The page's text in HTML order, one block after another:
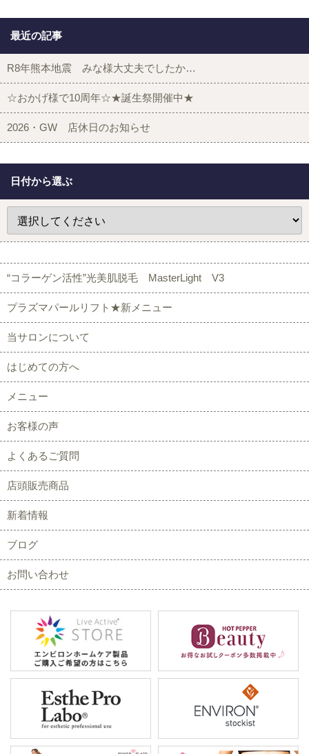
最近の記事
R8年熊本地震 みな様大丈夫でしたか…
☆おかげ様で10周年☆★誕生祭開催中★
2026・GW 店休日のお知らせ
日付から選ぶ
“コラーゲン活性”光美肌脱毛 MasterLight V3
プラズマパールリフト★新メニュー
当サロンについて
はじめての方へ
メニュー
お客様の声
よくあるご質問
店頭販売商品
新着情報
ブログ
お問い合わせ